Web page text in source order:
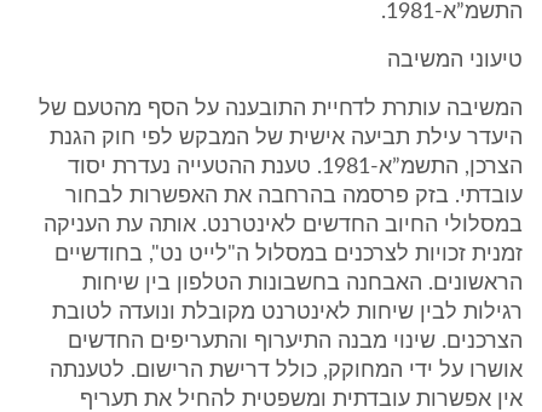
התשמ”א-1981.
טיעוני המשיבה
המשיבה עותרת לדחיית התובענה על הסף מהטעם של
היעדר עילת תביעה אישית של המבקש לפי חוק הגנת
הצרכן, התשמ”א-1981. טענת ההטעייה נעדרת יסוד
עובדתי. בזק פרסמה בהרחבה את האפשרות לבחור
במסלולי החיוב החדשים לאינטרנט. אותה עת העניקה
זמנית זכויות לצרכנים במסלול ה"לייט נט", בחודשיים
הראשונים. האבחנה בחשבונות הטלפון בין שיחות
רגילות לבין שיחות לאינטרנט מקובלת ונועדה לטובת
הצרכנים. שינוי מבנה התיערוף והתעריפים החדשים
אושרו על ידי המחוקק, כולל דרישת הרישום. לטענתה
אין אפשרות עובדתית ומשפטית להחיל את תעריף